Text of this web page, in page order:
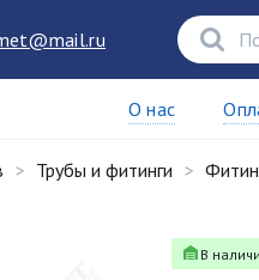
О нас
Трубы и фитинги
В